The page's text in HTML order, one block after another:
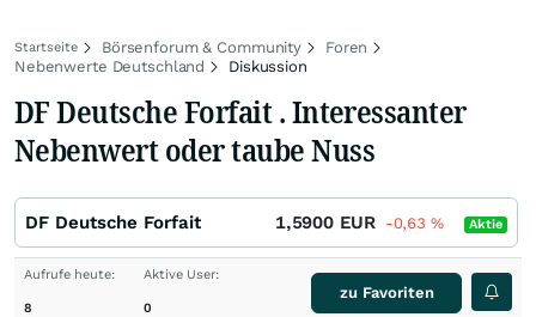
Startseite Börsenforum & Community
Foren
Nebenwerte Deutschland
Diskussion
DF Deutsche Forfait . Interessanter
Nebenwert oder taube Nuss
DF Deutsche Forfait 1,5900 EUR -0,63 % Aktie
Aufrufe heute:
8
Aktive User:
0
zu Favoriten